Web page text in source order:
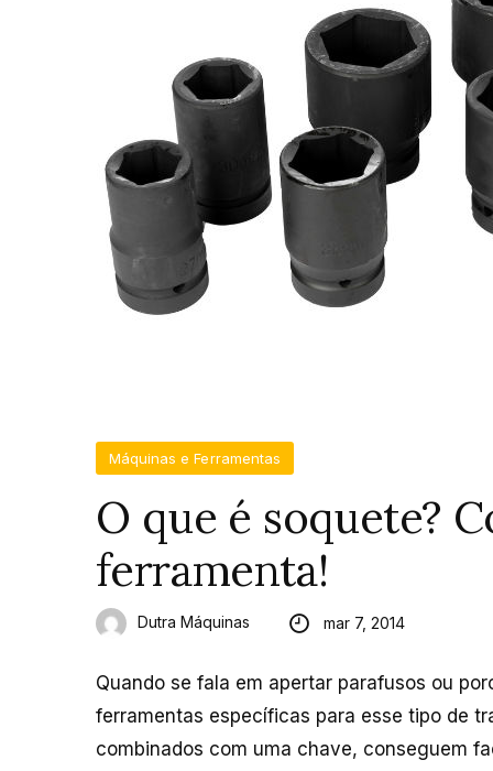
Máquinas e Ferramentas
O que é soquete?
ferramenta!
Dutra Máquinas mar 7, 2014
Quando se fala em apertar parafusos ou
ferramentas específicas para esse tipo de
combinados com uma chave, conseguem